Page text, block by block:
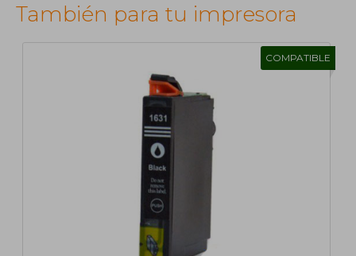
1
También para tu impresora
COMPATIBLE